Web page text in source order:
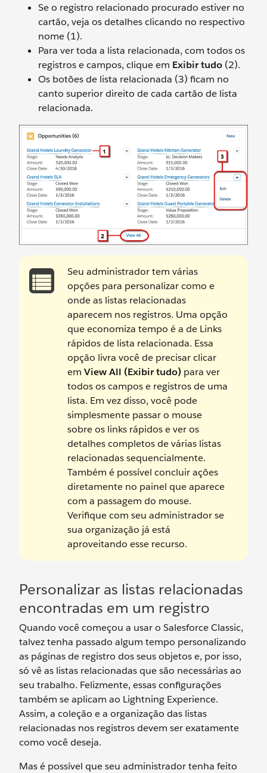
Se o registro relacionado procurado estiver no
cartão, veja os detalhes clicando no respectivo
nome (1).
Para ver toda a lista relacionada, com todos os
registros e campos, clique em Exibir tudo (2).
Os botões de lista relacionada (3) ficam no
canto superior direito de cada cartão de lista
relacionada.
Seu administrador tem várias
opções para personalizar como e
onde as listas relacionadas
aparecem nos registros. Uma opção
que economiza tempo é a de Links
rápidos de lista relacionada. Essa
opção livra você de precisar clicar
em View All (Exibir tudo) para ver
todos os campos e registros de uma
lista. Em vez disso, você pode
simplesmente passar o mouse
sobre os links rápidos e ver os
detalhes completos de várias listas
relacionadas sequencialmente.
Também é possível concluir ações
diretamente no painel que aparece
com a passagem do mouse.
Verifique com seu administrador se
sua organização já está
aproveitando esse recurso.
Personalizar as listas relacionadas
encontradas em um registro
Quando você começou a usar o Salesforce Classic,
talvez tenha passado algum tempo personalizando
as páginas de registro dos seus objetos e, por isso,
só vê as listas relacionadas que são necessárias ao
seu trabalho. Felizmente, essas configurações
também se aplicam ao Lightning Experience.
Assim, a coleção e a organização das listas
relacionadas nos registros devem ser exatamente
como você deseja.
Mas é possível que seu administrador tenha feito